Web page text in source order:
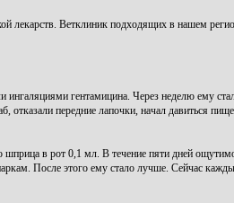
Ветклиник подходящих в нашем
гентамицина. Через неделю ему
отказали передние лапочки, начал давиться
шприца в рот 0,1 мл. В течение пяти дней
После этого ему стало лучше. Сейчас